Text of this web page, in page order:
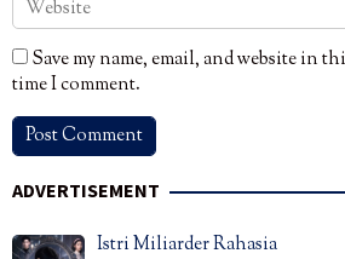
Save my name, email, and website in
time I comment.
ADVERTISEMENT
Istri Miliarder Rahasia